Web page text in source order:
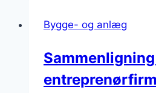
Bygge- og anlæg